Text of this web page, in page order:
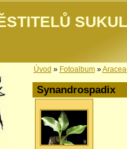
Úvod » Fotoalbum»
Synandrospadix